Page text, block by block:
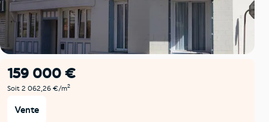
159 000 €
Soit 2 062,26 €/m2
Vente